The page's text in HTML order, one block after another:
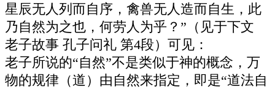
星辰无人列而自序，禽兽无人造而自生，此
乃自然为之也，何劳人为乎？”（见于下文
老子故事 孔子问礼 第4段）可见：
老子所说的“自然”不是类似于神的概念，万
物的规律（道）由自然来指定，即是“道法自